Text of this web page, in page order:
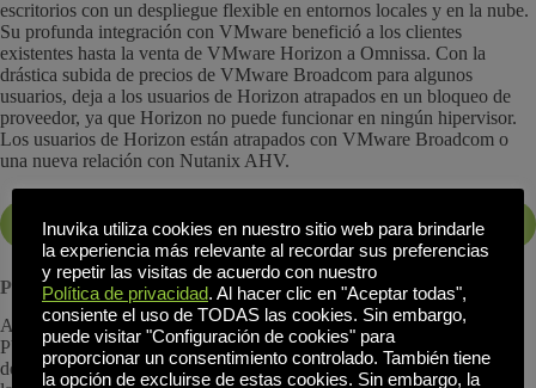
escritorios con un despliegue flexible en entornos locales y en la nube.
Su profunda integración con VMware benefició a los clientes
existentes hasta la venta de VMware Horizon a Omnissa. Con la
drástica subida de precios de VMware Broadcom para algunos
usuarios, deja a los usuarios de Horizon atrapados en un bloqueo de
proveedor, ya que Horizon no puede funcionar en ningún hipervisor.
Los usuarios de Horizon están atrapados con VMware Broadcom o
una nueva relación con Nutanix AHV.
Alternativas a Citrix
Parallels RAS y Workspot
Ambas soluciones cubren necesidades específicas: Parallels para
PYMEs y educación, y Workspot para empresas que priorizan un
despliegue global rápido. Aunque menos personalizables, representan
Inuvika utiliza cookies en nuestro sitio web para brindarle
la experiencia más relevante al recordar sus preferencias
y repetir las visitas de acuerdo con nuestro
Política de privacidad. Al hacer clic en "Aceptar todas",
consiente el uso de TODAS las cookies. Sin embargo,
puede visitar "Configuración de cookies" para
proporcionar un consentimiento controlado. También tiene
la opción de excluirse de estas cookies. Sin embargo, la